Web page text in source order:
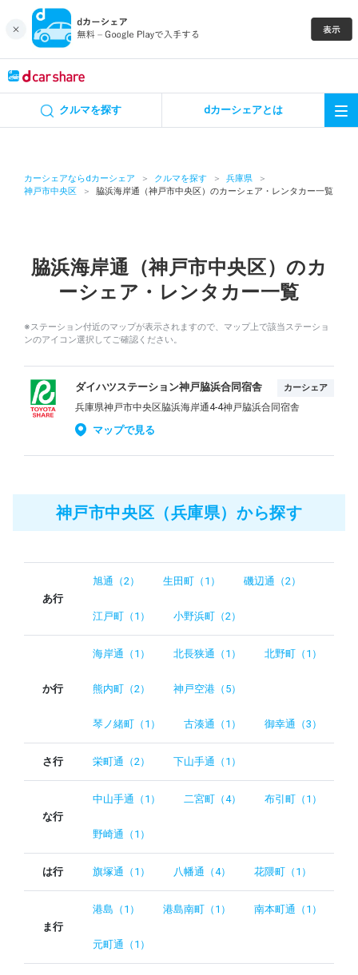
クルマを探す dカーシェアとは
カーシェアならdカーシェア クルマを探す
兵庫県
神戸市中央区
脇浜海岸通（神戸市中央区）のカーシェア・レンタカー一覧
脇浜海岸通（神戸市中央区）のカ
ーシェア・レンタカー一覧
※ステーション付近のマップが表示されますので、マップ上で該当ステーショ
ンのアイコン選択してご確認ください。
ダイハツステーション神戸脇浜合同宿舎 カーシェア
兵庫県神戸市中央区脇浜海岸通4-4神戸脇浜合同宿舎
マップで見る
神戸市中央区（兵庫県）から探す
あ行
旭通（2） 生田町（1） 磯辺通（2）
江戸町（1） 小野浜町（2）
か行
海岸通（1） 北長狭通（1） 北野町（1）
熊内町（2） 神戸空港（5）
琴ノ緒町（1） 古湊通（1） 御幸通（3）
さ行 栄町通（2） 下山手通（1）
な行
中山手通（1） 二宮町（4） 布引町（1）
野崎通（1）
は行 旗塚通（1） 八幡通（4） 花隈町（1）
ま行
港島（1） 港島南町（1） 南本町通（1）
元町通（1）
カーシェア
特集
アプリの使い方